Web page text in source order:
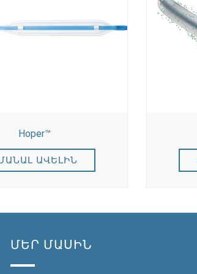
Hoper™
ԱՎԵԼԻՆ
ՄԵՐ ՄԱՍԻՆ